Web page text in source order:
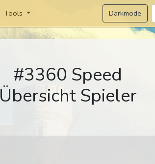
Tools Darkmode
#3360 Speed
Übersicht Spieler